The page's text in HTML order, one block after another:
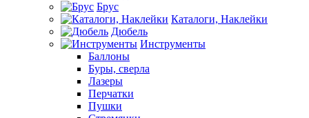
Брус
Каталоги, Наклейки
Дюбель
Инструменты
Баллоны
Буры, сверла
Лазеры
Перчатки
Пушки